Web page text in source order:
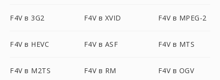
F4V в 3G2 F4V в XVID F4V в MPEG-2
F4V в HEVC F4V в ASF F4V в MTS
F4V в M2TS F4V в RM F4V в OGV